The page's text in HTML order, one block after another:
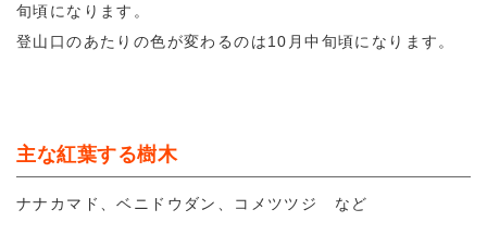
旬頃になります。
登山口のあたりの色が変わるのは10月中旬頃になります。
主な紅葉する樹木
ナナカマド、ベニドウダン、コメツツジ など